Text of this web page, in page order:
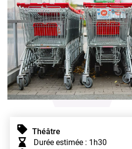
Théâtre
Durée estimée : 1h30